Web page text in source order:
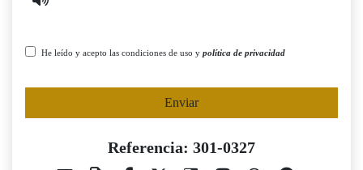
He leído y acepto las condiciones de uso y política de privacidad
Enviar
Referencia: 301-0327